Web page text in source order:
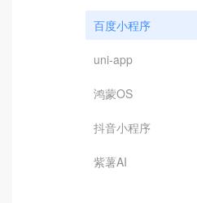
百度小程序
uni-app
鸿蒙OS
抖音小程序
紫薯AI